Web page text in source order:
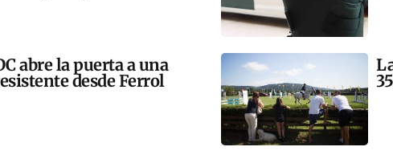
abre la puerta a una
desde Ferrol